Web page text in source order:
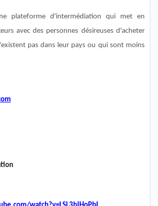
plateforme d'intermédiation qui met en
avec des personnes désireuses d'acheter
pas dans leur pays ou qui sont moins